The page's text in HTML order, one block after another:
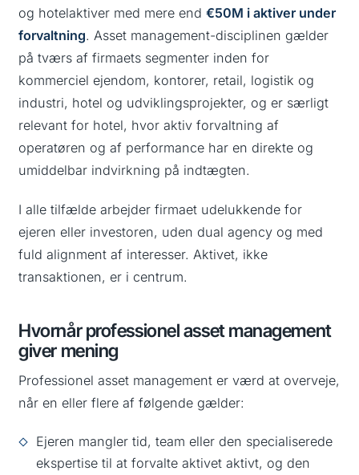
og hotelaktiver med mere end€50M i aktiver under
forvaltning. Asset management-disciplinen gælder
på tværs af firmaets segmenter inden for
kommerciel ejendom, kontorer, retail, logistik og
industri, hotel og udviklingsprojekter, og er særligt
relevant for hotel, hvor aktiv forvaltning af
operatøren og af performance har en direkte og
umiddelbar indvirkning på indtægten.
I alle tilfælde arbejder firmaet udelukkende for
ejeren eller investoren, uden dual agency og med
fuld alignment af interesser. Aktivet, ikke
transaktionen, er i centrum.
Hvornår professionel asset management
giver mening
Professionel asset management er værd at overveje,
når en eller flere af følgende gælder:
Ejeren mangler tid, team eller den specialiserede
ekspertise til at forvalte aktivet aktivt, og den